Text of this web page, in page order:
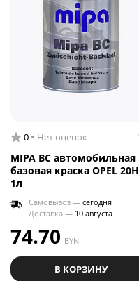
0 Нет оценок
MIPA BC автомобильная
базовая краска OPEL 20H
1л
Самовывоз — сегодня
Доставка — 10 августа
74.70 BYN
В КОРЗИНУ